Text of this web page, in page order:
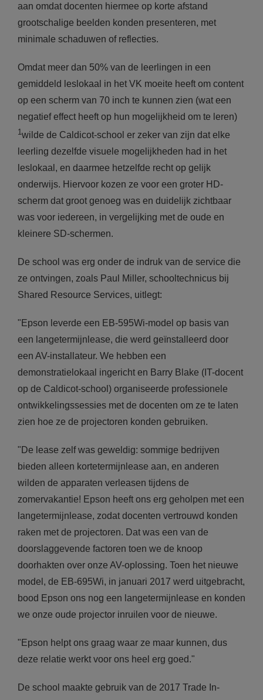
aan omdat docenten hiermee op korte afstand
grootschalige beelden konden presenteren, met
minimale schaduwen of reflecties.
Omdat meer dan 50% van de leerlingen in een
gemiddeld leslokaal in het VK moeite heeft om content
op een scherm van 70 inch te kunnen zien (wat een
negatief effect heeft op hun mogelijkheid om te leren)
1 wilde de Caldicot-school er zeker van zijn dat elke
leerling dezelfde visuele mogelijkheden had in het
leslokaal, en daarmee hetzelfde recht op gelijk
onderwijs. Hiervoor kozen ze voor een groter HD-
scherm dat groot genoeg was en duidelijk zichtbaar
was voor iedereen, in vergelijking met de oude en
kleinere SD-schermen.
De school was erg onder de indruk van de service die
ze ontvingen, zoals Paul Miller, schooltechnicus bij
Shared Resource Services, uitlegt:
"Epson leverde een EB-595Wi-model op basis van
een langetermijnlease, die werd geïnstalleerd door
een AV-installateur. We hebben een
demonstratielokaal ingericht en Barry Blake (IT-docent
op de Caldicot-school) organiseerde professionele
ontwikkelingssessies met de docenten om ze te laten
zien hoe ze de projectoren konden gebruiken.
"De lease zelf was geweldig: sommige bedrijven
bieden alleen kortetermijnlease aan, en anderen
wilden de apparaten verleasen tijdens de
zomervakantie! Epson heeft ons erg geholpen met een
langetermijnlease, zodat docenten vertrouwd konden
raken met de projectoren. Dat was een van de
doorslaggevende factoren toen we de knoop
doorhakten over onze AV-oplossing. Toen het nieuwe
model, de EB-695Wi, in januari 2017 werd uitgebracht,
bood Epson ons nog een langetermijnlease en konden
we onze oude projector inruilen voor de nieuwe.
"Epson helpt ons graag waar ze maar kunnen, dus
deze relatie werkt voor ons heel erg goed."
De school maakte gebruik van de 2017 Trade In-